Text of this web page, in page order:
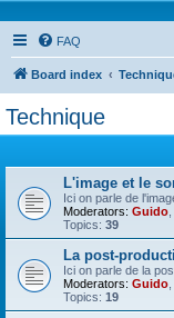
FAQ
Board index
Technique
L'image et le
Ici on parle de
Moderators: Guido
Topics: 39
La post-
Ici on parle de la
Moderators: Guido
Topics: 19